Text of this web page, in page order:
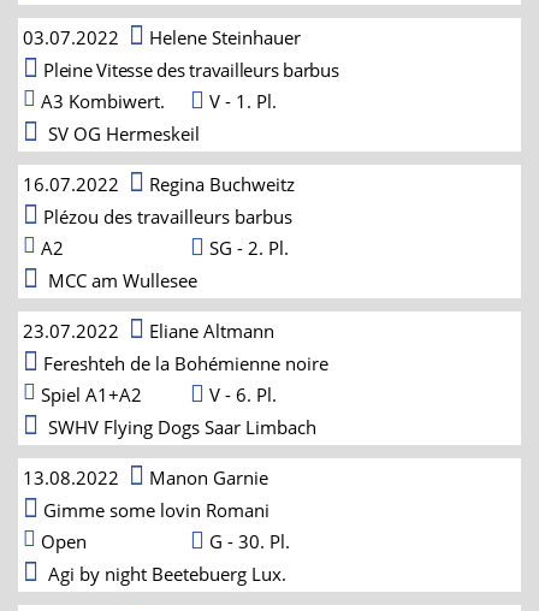
03.07.2022
Helene Steinhauer
Pleine Vitesse des travailleurs barbus
A3 Kombiwert.
V - 1. Pl.
SV OG Hermeskeil
16.07.2022
Regina Buchweitz
Plézou des travailleurs barbus
A2
SG - 2. Pl.
MCC am Wullesee
23.07.2022
Eliane Altmann
Fereshteh de la Bohémienne noire
Spiel A1+A2
V - 6. Pl.
SWHV Flying Dogs Saar Limbach
13.08.2022
Manon Garnie
Gimme some lovin Romani
Open
G - 30. Pl.
Agi by night Beetebuerg Lux.